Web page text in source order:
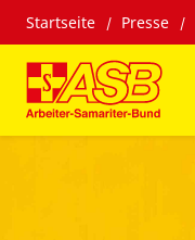
Startseite Presse